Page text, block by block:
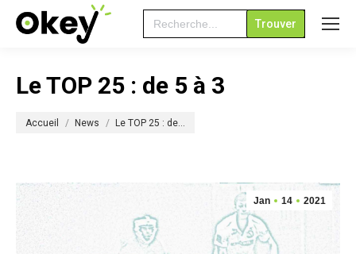
Search
for:
Le TOP 25 : de 5 à 3
Accueil News Le TOP 25 : de…
Jan 14 2021